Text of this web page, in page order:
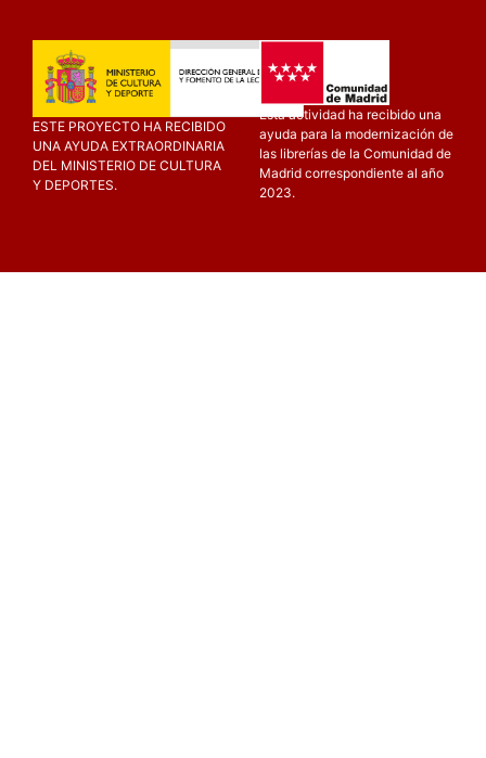
ESTE PROYECTO HA RECIBIDO
UNA AYUDA EXTRAORDINARIA
DEL MINISTERIO DE CULTURA
Y DEPORTES.
Esta actividad ha recibido una
ayuda para la modernización de
las librerías de la Comunidad de
Madrid correspondiente al año
2023.